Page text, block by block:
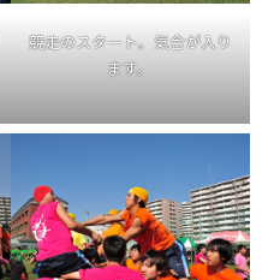
競走のスタート。気合が入り
ます。